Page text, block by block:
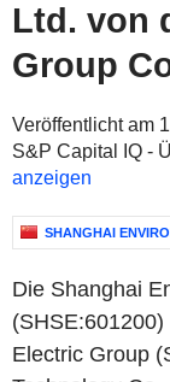
Ltd. von
Group
Veröffentlicht am
S&P Capital IQ -
anzeigen
SHANGHAI
Die Shanghai
Electric Group